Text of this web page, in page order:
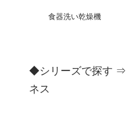
食器洗い乾燥機
◆シリーズで探す ⇒
ネス